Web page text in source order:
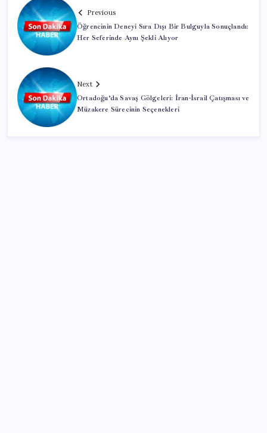
Previous
Öğrencinin Deneyi Sıra Dışı Bir Bulguyla Sonuçlandı:
Her Seferinde Aynı Şekli Alıyor
Next
Ortadoğu’da Savaş Gölgeleri: İran-İsrail Çatışması ve
Müzakere Sürecinin Seçenekleri